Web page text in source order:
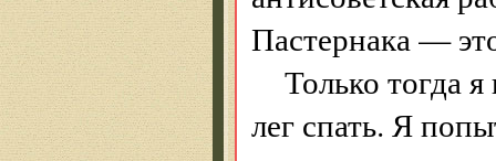
Пастернака —
Только тогда
лег спать. Я